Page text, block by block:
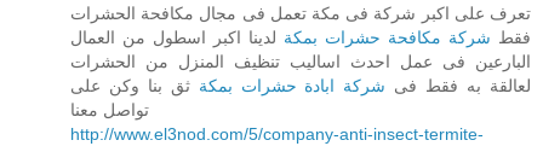
تعرف على اكبر شركة فى مكة تعمل فى مجال مكافحة الحشرات
فقط شركة مكافحة حشرات بمكة لدينا اكبر اسطول من العمال
البارعين فى عمل احدث اساليب تنظيف المنزل من الحشرات
لعالقة به فقط فى شركة ابادة حشرات بمكة ثق بنا وكن على
تواصل معنا
http://www.el3nod.com/5/company-anti-insect-termite-